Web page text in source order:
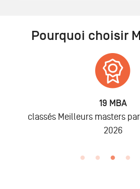
Pourquoi choisir
19 MBA
classés Meilleurs masters
2026